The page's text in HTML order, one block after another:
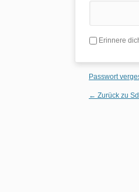
Erinnere
Passwort
← Zurück zu